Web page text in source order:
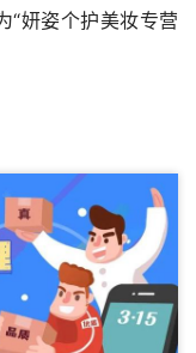
“妍姿个护美妆专营